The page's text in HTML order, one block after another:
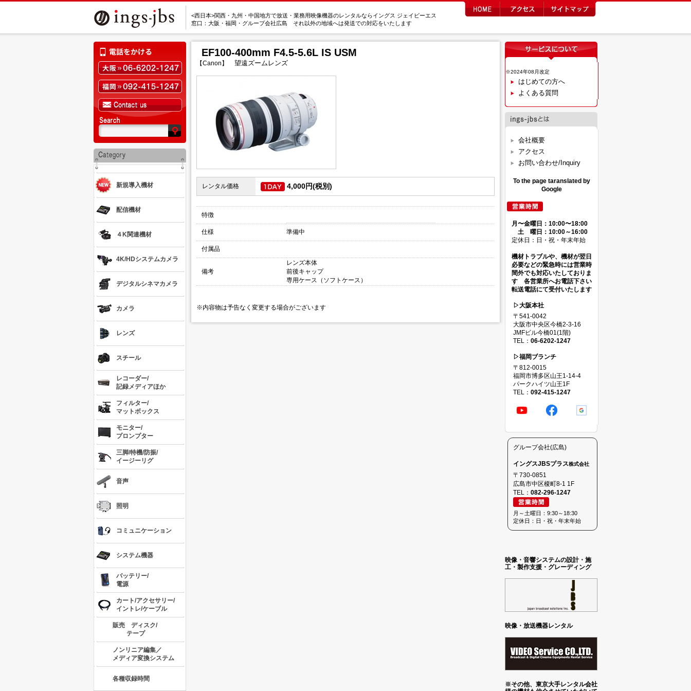
<西日本>関西・九州・中国地方で放送・業務用映像機器のレンタルならイングス ジェイビーエス
窓口：大阪・福岡・グループ会社広島 それ以外の地域へは発送での対応をいたします
新規導入機材
配信機材
４K関連機材
4K/HDシステムカメラ
デジタルシネマカメラ
カメラ
レンズ
スチール
レコーダー/
記録メディアほか
フィルター/
マットボックス
モニター/
プロンプター
三脚/特機/防振/
イージーリグ
音声
照明
コミュニケーション
システム機器
バッテリー/
電源
カート/アクセサリー/
イントレ/ケーブル
販売 ディスク/
テープ
ノンリニア編集／
メディア変換システム
各種収録時間
※2024年08月改定
はじめての方へ
よくある質問
会社概要
アクセス
お問い合わせ/Inquiry
To the page taranslated by
Google
月〜金曜日：10:00〜18:00
土 曜日：10:00～16:00
定休日：日・祝・年末年始
機材トラブルや、機材が翌日
必要などの緊急時には営業時
間外でも対応いたしておりま
す 各営業所へお電話下さい
転送電話にて受付いたします
▷大阪本社
〒541-0042
大阪市中央区今橋2-3-16
JMFビル今橋01(1階)
TEL： 06-6202-1247
▷福岡ブランチ
〒812-0015
福岡市博多区山王1-14-4
パークハイツ山王1F
TEL： 092-415-1247
グループ会社(広島)
イングスJBSプラス株式会社
〒730-0851
広島市中区榎町8-1 1F
TEL： 082-296-1247
月～土曜日：9:30～18:30
定休日：日・祝・年末年始
映像・音響システムの設計・施
工・製作支援・グレーディング
映像・放送機器レンタル
※その他、東京大手レンタル会社
EF100-400mm F4.5-5.6L IS USM
【Canon】 望遠ズームレンズ
レンタル価格 4,000円(税別)
特徴
仕様 準備中
付属品
備考
レンズ本体
前後キャップ
専用ケース（ソフトケース）
※内容物は予告なく変更する場合がございます